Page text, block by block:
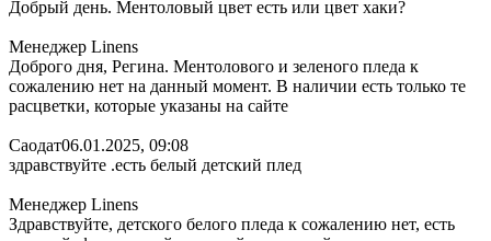
Добрый день. Ментоловый цвет есть или цвет хаки?
Менеджер Linens
Доброго дня, Регина. Ментолового и зеленого пледа к
сожалению нет на данный момент. В наличии есть только те
расцветки, которые указаны на сайте
Саодат06.01.2025, 09:08
здравствуйте .есть белый детский плед
Менеджер Linens
Здравствуйте, детского белого пледа к сожалению нет, есть